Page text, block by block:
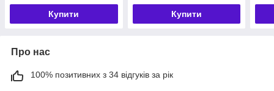
Купити Купити
Про нас
100% позитивних з 34 відгуків за рік